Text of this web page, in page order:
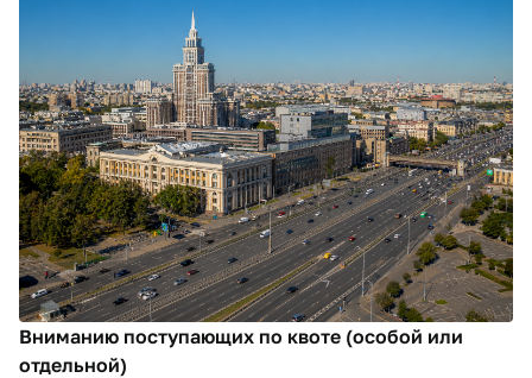
Вниманию поступающих по квоте (особой или
отдельной)